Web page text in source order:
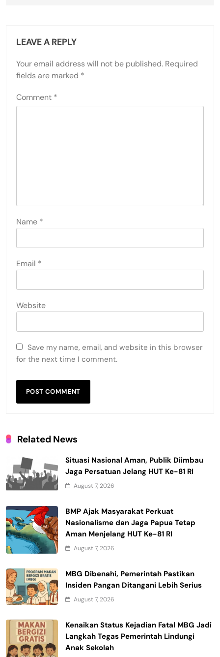
LEAVE A REPLY
Your email address will not be published. Required
fields are marked *
Comment *
Name *
Email *
Website
Save my name, email, and website in this browser
for the next time I comment.
Related News
Situasi Nasional Aman, Publik Diimbau
Jaga Persatuan Jelang HUT Ke-81 RI
August 7, 2026
BMP Ajak Masyarakat Perkuat
Nasionalisme dan Jaga Papua Tetap
Aman Menjelang HUT Ke-81 RI
August 7, 2026
MBG Dibenahi, Pemerintah Pastikan
Insiden Pangan Ditangani Lebih Serius
August 7, 2026
Kenaikan Status Kejadian Fatal MBG Jadi
Langkah Tegas Pemerintah Lindungi
Anak Sekolah